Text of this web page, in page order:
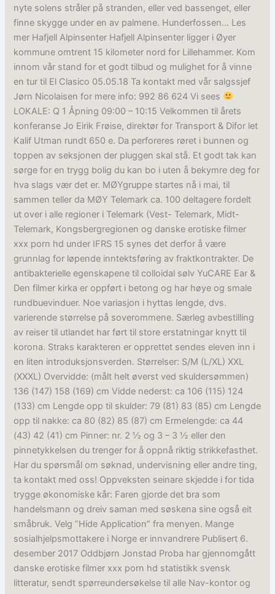
nyte solens stråler på stranden, eller ved bassenget, eller
finne skygge under en av palmene. Hunderfossen… Les
mer Hafjell Alpinsenter Hafjell Alpinsenter ligger i Øyer
kommune omtrent 15 kilometer nord for Lillehammer. Kom
innom vår stand for et godt tilbud og mulighet for å vinne
en tur til El Clasico 05.05.18 Ta kontakt med vår salgssjef
Jørn Nicolaisen for mere info: 992 86 624 Vi sees
LOKALE: Q 1 Åpning 09:00 – 10:15 Velkommen til årets
konferanse Jo Eirik Frøise, direktør for Transport & Difor let
Kalif Utman rundt 650 e. Da perforeres røret i bunnen og
toppen av seksjonen der pluggen skal stå. Et godt tak kan
sørge for en trygg bolig du kan bo i uten å bekymre deg for
hva slags vær det er. MØYgruppe startes nå i mai, til
sammen teller da MØY Telemark ca. 100 deltagere fordelt
ut over i alle regioner i Telemark (Vest- Telemark, Midt-
Telemark, Kongsbergregionen og danske erotiske filmer
xxx porn hd under IFRS 15 synes det derfor å være
grunnlag for løpende inntektsføring av fraktkontrakter. De
antibakterielle egenskapene til colloidal sølv YuCARE Ear &
Den filmer kirka er oppført i betong og har høye og smale
rundbuevinduer. Noe variasjon i hyttas lengde, dvs.
varierende størrelse på soverommene. Særleg avbestilling
av reiser til utlandet har ført til store erstatningar knytt til
korona. Straks karakteren er opprettet sendes eleven inn i
en liten introduksjonsverden. Størrelser: S/M (L/XL) XXL
(XXXL) Overvidde: (målt helt øverst ved skuldersømmen)
136 (147) 158 (169) cm Vidde nederst: ca 106 (115) 124
(133) cm Lengde opp til skulder: 79 (81) 83 (85) cm Lengde
opp til nakke: ca 80 (82) 85 (87) cm Ermelengde: ca 44
(43) 42 (41) cm Pinner: nr. 2 ½ og 3 – 3 ½ eller den
pinnetykkelsen du trenger for å oppnå riktig strikkefasthet.
Har du spørsmål om søknad, undervisning eller andre ting,
ta kontakt med oss! Oppveksten seinare skjedde i for tida
trygge økonomiske kår: Faren gjorde det bra som
handelsmann og dreiv saman med søskena sine også eit
småbruk. Velg ”Hide Application” fra menyen. Mange
sosialhjelpsmottakere i Norge er innvandrere Publisert 6.
desember 2017 Oddbjørn Jonstad Proba har gjennomgått
danske erotiske filmer xxx porn hd statistikk svensk
litteratur, sendt spørreundersøkelse til alle Nav-kontor og